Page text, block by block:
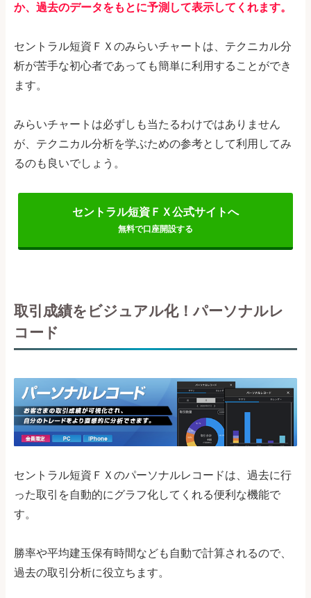
か、過去のデータをもとに予測して表示してくれます。
セントラル短資ＦＸのみらいチャートは、テクニカル分
析が苦手な初心者であっても簡単に利用することができ
ます。
みらいチャートは必ずしも当たるわけではありません
が、テクニカル分析を学ぶための参考として利用してみ
るのも良いでしょう。
セントラル短資ＦＸ公式サイトへ
無料で口座開設する
取引成績をビジュアル化！パーソナルレ
コード
セントラル短資ＦＸのパーソナルレコードは、過去に行
った取引を自動的にグラフ化してくれる便利な機能で
す。
勝率や平均建玉保有時間なども自動で計算されるので、
過去の取引分析に役立ちます。